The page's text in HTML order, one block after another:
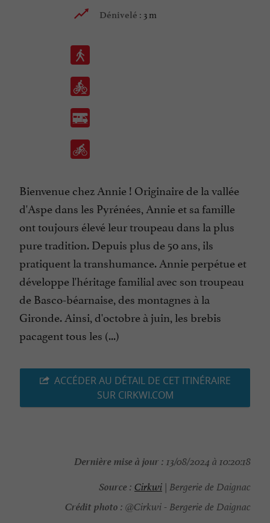
Dénivelé : 3 m
Bienvenue chez Annie ! Originaire de la vallée
d'Aspe dans les Pyrénées, Annie et sa famille
ont toujours élevé leur troupeau dans la plus
pure tradition. Depuis plus de 50 ans, ils
pratiquent la transhumance. Annie perpétue et
développe l'héritage familial avec son troupeau
de Basco-béarnaise, des montagnes à la
Gironde. Ainsi, d'octobre à juin, les brebis
pacagent tous les (...)
ACCÉDER AU DÉTAIL DE CET ITINÉRAIRE
SUR CIRKWI.COM
Dernière mise à jour : 13/08/2024 à 10:20:18
Source : Cirkwi | Bergerie de Daignac
Crédit photo : @Cirkwi - Bergerie de Daignac